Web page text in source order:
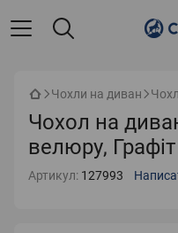
Чохли на диван
Чохол на
велюру, Графіт
Артикул: 127993